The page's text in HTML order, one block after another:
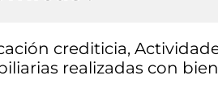
crediticia,
realizadas con